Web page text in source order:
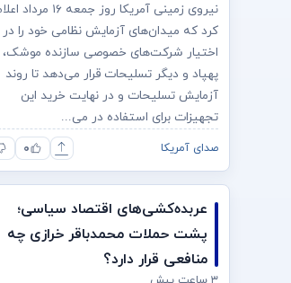
نیروی زمینی آمریکا روز جمعه ۱۶
کرد که میدان‌های آزمایش نظامی خود را در
اختیار شرکت‌های خصوصی سازنده موشک،
پهپاد و دیگر تسلیحات قرار می‌دهد تا روند
آزمایش تسلیحات و در نهایت خرید این
تجهیزات برای استفاده در می...
صدای آمریکا ۰
عربده‌کشی‌های اقتصاد سیاسی؛
پشت حملات محمدباقر خرازی چه
منافعی قرار دارد؟